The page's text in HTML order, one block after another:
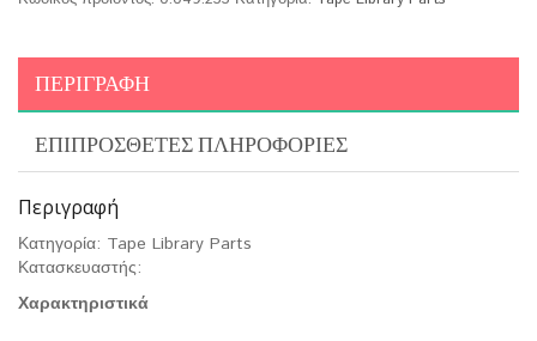
ΠΕΡΙΓΡΑΦΉ
ΕΠΙΠΡΌΣΘΕΤΕΣ ΠΛΗΡΟΦΟΡΊΕΣ
Περιγραφή
Κατηγορία: Tape Library Parts
Κατασκευαστής:
Χαρακτηριστικά